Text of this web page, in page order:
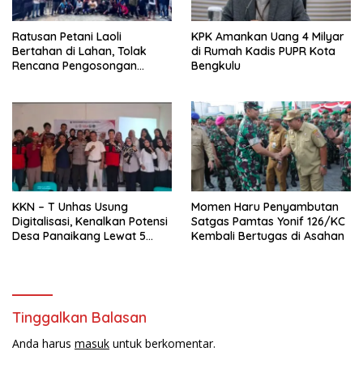
Ratusan Petani Laoli
Bertahan di Lahan, Tolak
Rencana Pengosongan
KPK Amankan Uang 4 Milyar
di Rumah Kadis PUPR Kota
Bengkulu
KKN – T Unhas Usung
Digitalisasi, Kenalkan Potensi
Desa Panaikang Lewat 5
Momen Haru Penyambutan
Satgas Pamtas Yonif 126/KC
Kembali Bertugas di Asahan
Tinggalkan Balasan
Anda harus masuk untuk berkomentar.